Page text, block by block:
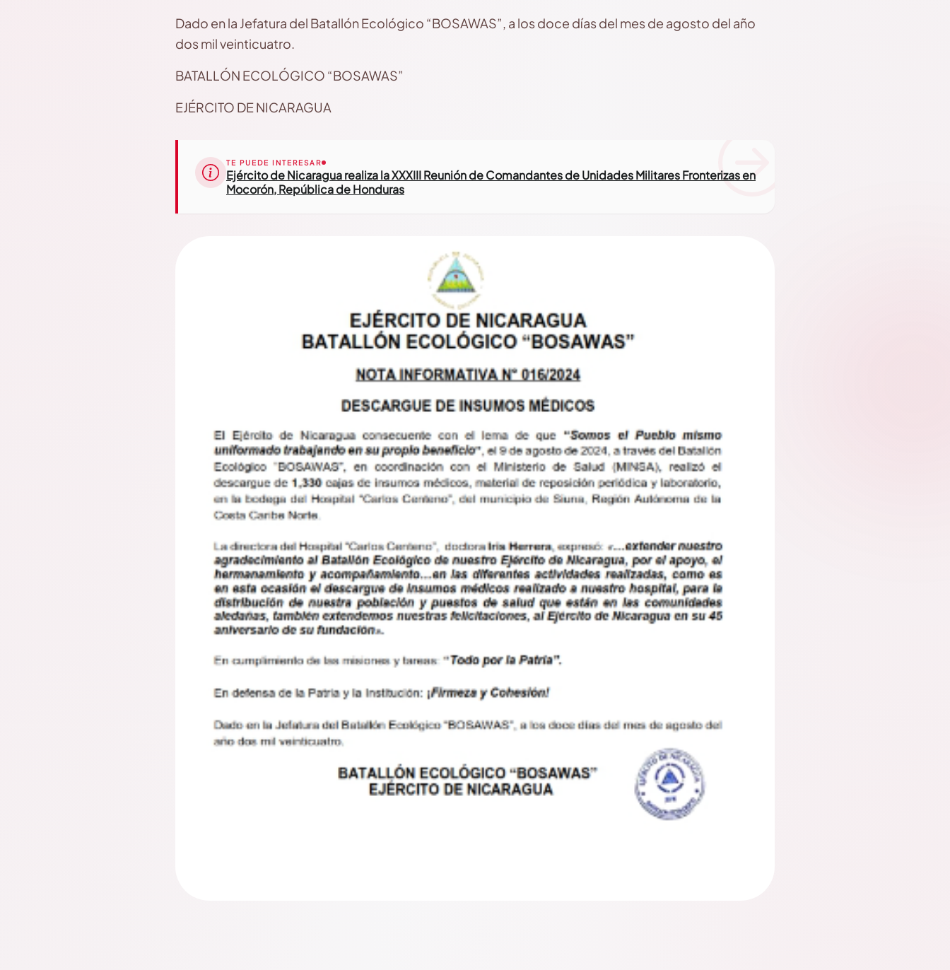
Dado en la Jefatura del Batallón Ecológico “BOSAWAS”, a los doce días del mes de agosto del año
dos mil veinticuatro.
BATALLÓN ECOLÓGICO “BOSAWAS”
EJÉRCITO DE NICARAGUA
TE PUEDE INTERESAR
Ejército de Nicaragua realiza la XXXIII Reunión de Comandantes de Unidades Militares Fronterizas en
Mocorón, República de Honduras